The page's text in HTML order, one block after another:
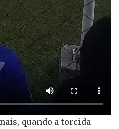
quando a torcida